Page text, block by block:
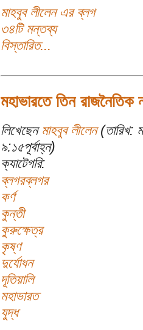
মাহবুব লীলেন এর ব্লগ
৩৪টি মন্তব্য
বিস্তারিত...
মহাভারতে তিন
লিখেছেন মাহবুব লীলেন(তারিখ:
৯:১৫পূর্বাহ্ন)
ক্যাটেগরি:
ব্লগরব্লগর
কর্ণ
কুন্তী
কুরুক্ষেত্র
কৃষ্ণ
দুর্যোধন
দূতিয়ালি
মহাভারত
যুদ্ধ